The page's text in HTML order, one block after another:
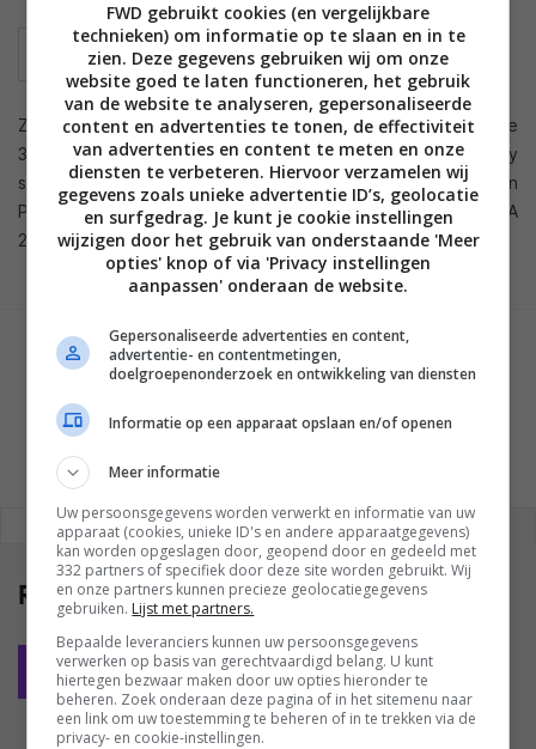
Zo kun je hier informatie vinden over de lancering van nieuwe
3D TV’s van Samsung, LG en Panasonic, nieuwe Blu-ray
spelers van Toshiba en Sharp en een 3D TV zonder bril van
Philips. Bekijk dus snel het laatste 3D TV nieuws van de IFA
2010 op3DTVMagazine.nl.
GESCHREVEN DOOR
MARTIJN CHEL
REAGEREN REACTIES (0)
Reacties(0)
Plaats reactie
FWD gebruikt cookies (en vergelijkbare
technieken) om informatie op te slaan en in te
zien. Deze gegevens gebruiken wij om onze
website goed te laten functioneren, het gebruik
van de website te analyseren, gepersonaliseerde
content en advertenties te tonen, de effectiviteit
van advertenties en content te meten en onze
diensten te verbeteren. Hiervoor verzamelen wij
gegevens zoals unieke advertentie ID’s, geolocatie
en surfgedrag. Je kunt je cookie instellingen
wijzigen door het gebruik van onderstaande 'Meer
opties' knop of via 'Privacy instellingen
aanpassen' onderaan de website.
Gepersonaliseerde advertenties en content,
advertentie- en contentmetingen,
doelgroepenonderzoek en ontwikkeling van diensten
Informatie op een apparaat opslaan en/of openen
Meer informatie
Uw persoonsgegevens worden verwerkt en informatie van uw
apparaat (cookies, unieke ID's en andere apparaatgegevens)
kan worden opgeslagen door, geopend door en gedeeld met
332 partners of specifiek door deze site worden gebruikt. Wij
en onze partners kunnen precieze geolocatiegegevens
gebruiken. Lijst met partners.
Bepaalde leveranciers kunnen uw persoonsgegevens
verwerken op basis van gerechtvaardigd belang. U kunt
hiertegen bezwaar maken door uw opties hieronder te
beheren. Zoek onderaan deze pagina of in het sitemenu naar
een link om uw toestemming te beheren of in te trekken via de
privacy- en cookie-instellingen.